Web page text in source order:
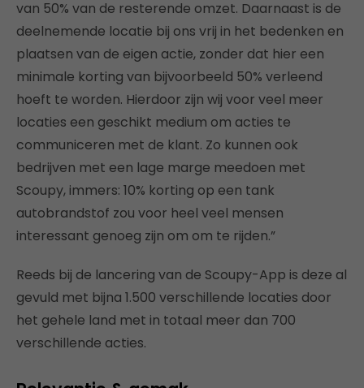
van 50% van de resterende omzet. Daarnaast is de
deelnemende locatie bij ons vrij in het bedenken en
plaatsen van de eigen actie, zonder dat hier een
minimale korting van bijvoorbeeld 50% verleend
hoeft te worden. Hierdoor zijn wij voor veel meer
locaties een geschikt medium om acties te
communiceren met de klant. Zo kunnen ook
bedrijven met een lage marge meedoen met
Scoupy, immers: 10% korting op een tank
autobrandstof zou voor heel veel mensen
interessant genoeg zijn om om te rijden.”
Reeds bij de lancering van de Scoupy-App is deze al
gevuld met bijna 1.500 verschillende locaties door
het gehele land met in totaal meer dan 700
verschillende acties.